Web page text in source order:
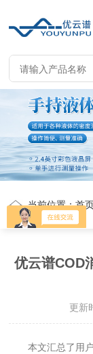
当前位置：首
优云谱COD
更新
本文汇总了用